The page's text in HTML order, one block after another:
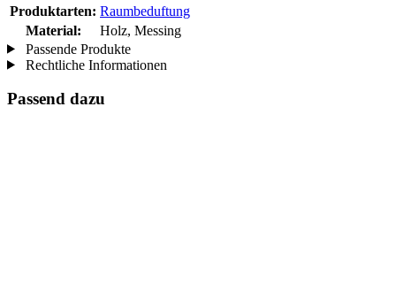
Produktarten: Raumbeduftung
Material:
Holz, Messing
Passende Produkte
Rechtliche Informationen
Passend dazu